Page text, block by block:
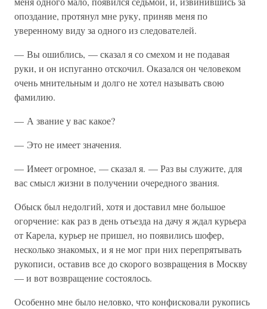
опоздание, протянул мне руку, приняв меня по
уверенному виду за одного из следователей.
— Вы ошиблись, — сказал я со смехом и не подавая
руки, и он испуганно отскочил. Оказался он человеком
очень мнительным и долго не хотел называть свою
фамилию.
— А звание у вас какое?
— Это не имеет значения.
— Имеет огромное, — сказал я. — Раз вы служите, для
вас смысл жизни в получении очередного звания.
Обыск был недолгий, хотя и доставил мне большое
огорчение: как раз в день отъезда на дачу я ждал курьера
от Карела, курьер не пришел, но появились шофер,
несколько знакомых, и я не мог при них перепрятывать
рукописи, оставив все до скорого возвращения в Москву
— и вот возвращение состоялось.
Особенно мне было неловко, что конфисковали рукопись